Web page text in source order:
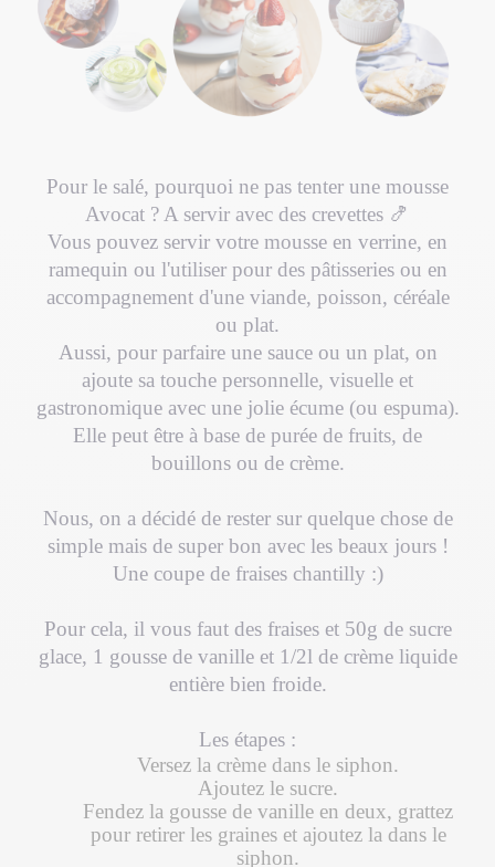
Pour le salé, pourquoi ne pas tenter une mousse
Avocat ? A servir avec des crevettes 🍤
Vous pouvez servir votre mousse en verrine, en
ramequin ou l'utiliser pour des pâtisseries ou en
accompagnement d'une viande, poisson, céréale
ou plat.
Aussi, pour parfaire une sauce ou un plat, on
ajoute sa touche personnelle, visuelle et
gastronomique avec une jolie écume (ou espuma).
Elle peut être à base de purée de fruits, de
bouillons ou de crème.
Nous, on a décidé de rester sur quelque chose de
simple mais de super bon avec les beaux jours !
Une coupe de fraises chantilly :)
Pour cela, il vous faut des fraises et 50g de sucre
glace, 1 gousse de vanille et 1/2l de crème liquide
entière bien froide.
Les étapes :
Versez la crème dans le siphon.
Ajoutez le sucre.
Fendez la gousse de vanille en deux, grattez
pour retirer les graines et ajoutez la dans le
siphon.